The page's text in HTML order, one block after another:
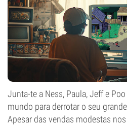
Junta-te a Ness, Paula, Jeff e
mundo para derrotar o seu
Apesar das vendas modestas